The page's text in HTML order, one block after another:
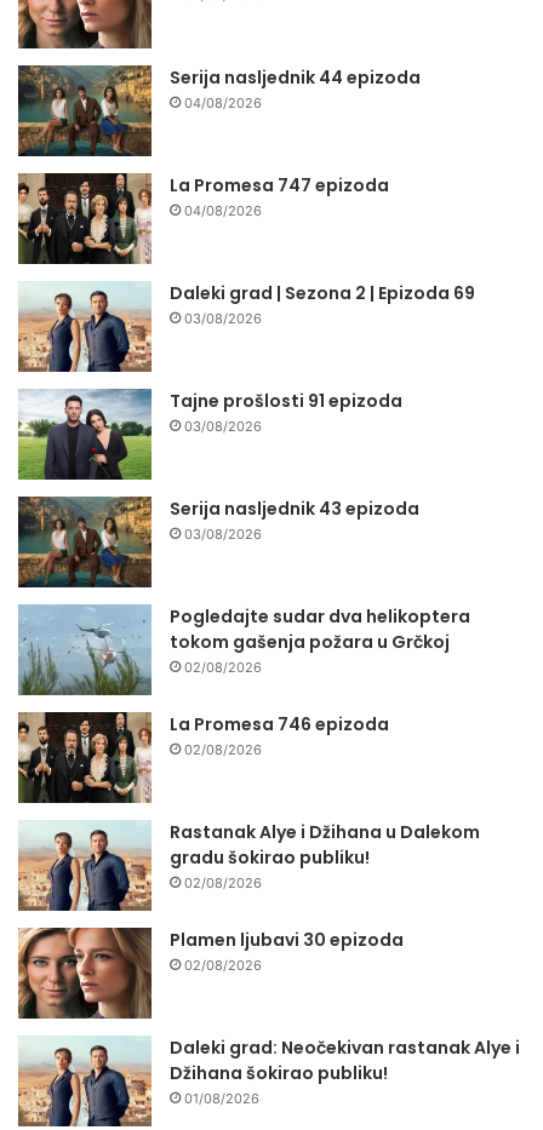
Serija nasljednik 44 epizoda
04/08/2026
La Promesa 747 epizoda
04/08/2026
Daleki grad | Sezona 2 | Epizoda 69
03/08/2026
Tajne prošlosti 91 epizoda
03/08/2026
Serija nasljednik 43 epizoda
03/08/2026
Pogledajte sudar dva helikoptera
tokom gašenja požara u Grčkoj
02/08/2026
La Promesa 746 epizoda
02/08/2026
Rastanak Alye i Džihana u Dalekom
gradu šokirao publiku!
02/08/2026
Plamen ljubavi 30 epizoda
02/08/2026
Daleki grad: Neočekivan rastanak Alye i
Džihana šokirao publiku!
01/08/2026